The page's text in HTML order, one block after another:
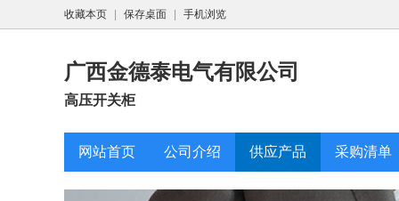
收藏本页 保存桌面 手机浏览
广西金德泰电气有限公司
高压开关柜
网站首页 公司介绍 供应产品 采购清单